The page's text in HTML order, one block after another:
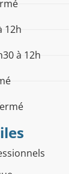
12h
à 12h